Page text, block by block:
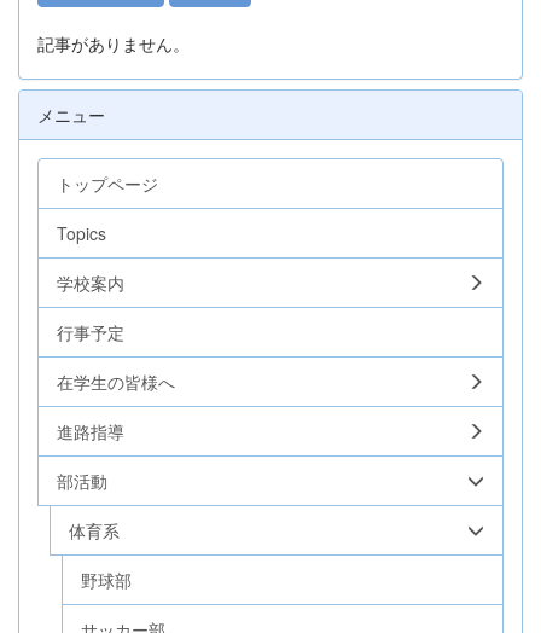
記事がありません。
メニュー
トップページ
Topics
学校案内
行事予定
在学生の皆様へ
進路指導
部活動
体育系
野球部